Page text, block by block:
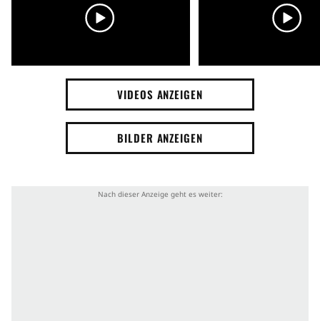
VIDEOS ANZEIGEN
BILDER ANZEIGEN